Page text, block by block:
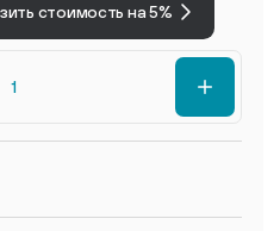
стоимость на 5%